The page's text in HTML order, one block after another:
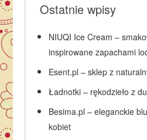
Ostatnie wpisy
NIUQI Ice Cream –
inspirowane zapachami
Esent.pl – sklep z
Ładnotki – rękodzieło z
Besima.pl – eleganckie
kobiet